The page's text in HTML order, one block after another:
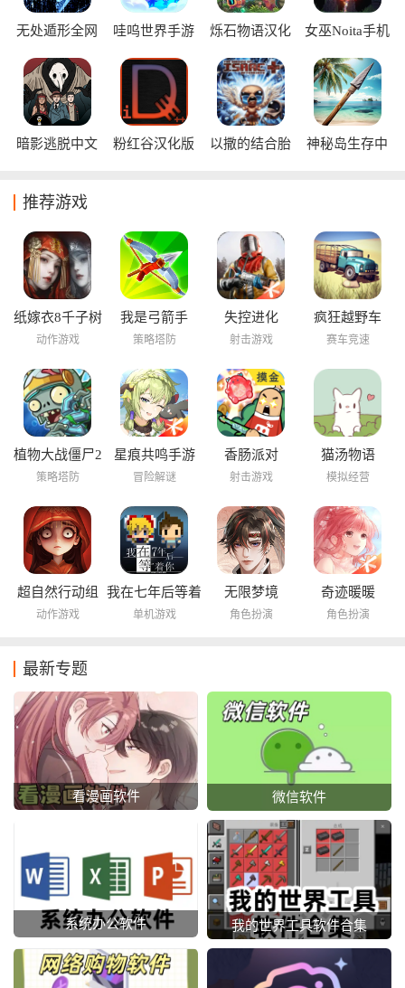
无处遁形全网
哇呜世界手游
烁石物语汉化
女巫Noita手机
暗影逃脱中文
粉红谷汉化版
以撒的结合胎
神秘岛生存中
推荐游戏
纸嫁衣8千子树
动作游戏
我是弓箭手
策略塔防
失控进化
射击游戏
疯狂越野车
赛车竞速
植物大战僵尸2
海底世界
策略塔防
星痕共鸣手游
冒险解谜
香肠派对
射击游戏
猫汤物语
模拟经营
超自然行动组
动作游戏
我在七年后等着
你
单机游戏
无限梦境
角色扮演
奇迹暖暖
角色扮演
最新专题
看漫画软件 微信软件
系统办公软件 我的世界工具软件合集